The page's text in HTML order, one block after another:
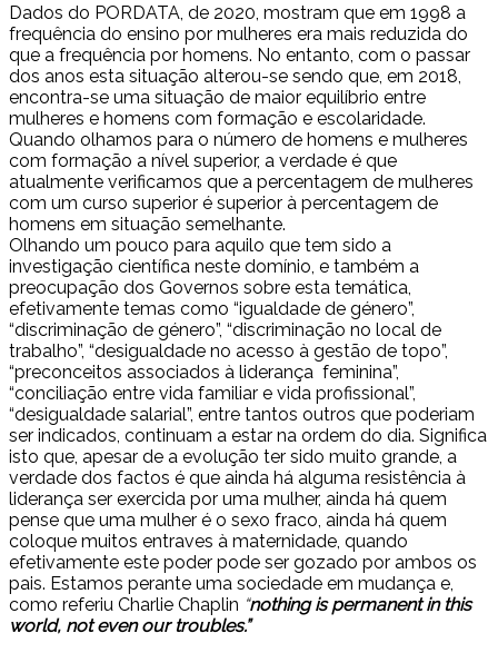
Dados do PORDATA, de 2020, mostram que em 1998 a
frequência do ensino por mulheres era mais reduzida do
que a frequência por homens. No entanto, com o passar
dos anos esta situação alterou-se sendo que, em 2018,
encontra-se uma situação de maior equilíbrio entre
mulheres e homens com formação e escolaridade.
Quando olhamos para o número de homens e mulheres
com formação a nível superior, a verdade é que
atualmente verificamos que a percentagem de mulheres
com um curso superior é superior à percentagem de
homens em situação semelhante.
Olhando um pouco para aquilo que tem sido a
investigação científica neste domínio, e também a
preocupação dos Governos sobre esta temática,
efetivamente temas como “igualdade de género”,
“discriminação de género”, “discriminação no local de
trabalho”, “desigualdade no acesso à gestão de topo”,
“preconceitos associados à liderança feminina”,
“conciliação entre vida familiar e vida profissional”,
“desigualdade salarial”, entre tantos outros que poderiam
ser indicados, continuam a estar na ordem do dia. Significa
isto que, apesar de a evolução ter sido muito grande, a
verdade dos factos é que ainda há alguma resistência à
liderança ser exercida por uma mulher, ainda há quem
pense que uma mulher é o sexo fraco, ainda há quem
coloque muitos entraves à maternidade, quando
efetivamente este poder pode ser gozado por ambos os
pais. Estamos perante uma sociedade em mudança e,
como referiu Charlie Chaplin “nothing is permanent in this
world, not even our troubles.”